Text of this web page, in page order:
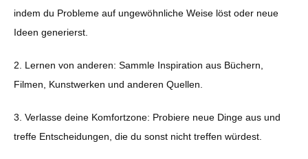
indem du Probleme auf ungewöhnliche Weise löst oder neue
Ideen generierst.
2. Lernen von anderen: Sammle Inspiration aus Büchern,
Filmen, Kunstwerken und anderen Quellen.
3. Verlasse deine Komfortzone: Probiere neue Dinge aus und
treffe Entscheidungen, die du sonst nicht treffen würdest.